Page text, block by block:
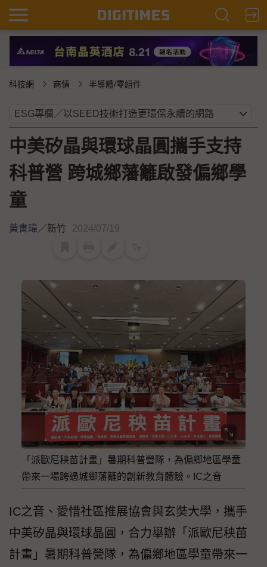
科技網 商情 半導體/零組件
中美矽晶與環球晶圓攜手支持
科普營 跨城鄉藩籬啟發偏鄉學
童
黃書瑋／新竹 2024/07/19
「派歐尼秧苗計畫」暑期科普營隊，為偏鄉地區學童
帶來一場跨過城鄉藩籬的創新教育體驗。IC之音
IC之音、愛惜社區推展協會與玄奘大學，攜手
中美矽晶與環球晶圓，合力舉辦「派歐尼秧苗
計畫」暑期科普營隊，為偏鄉地區學童帶來一